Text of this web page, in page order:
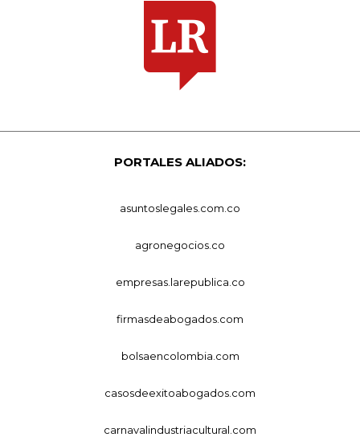
PORTALES ALIADOS:
asuntoslegales.com.co
agronegocios.co
empresas.larepublica.co
firmasdeabogados.com
bolsaencolombia.com
casosdeexitoabogados.com
carnavalindustriacultural.com